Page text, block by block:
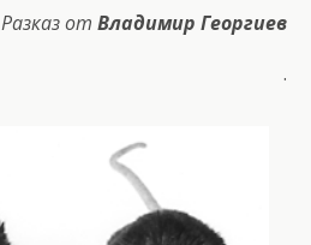
Разказ от Владимир Георгиев
.